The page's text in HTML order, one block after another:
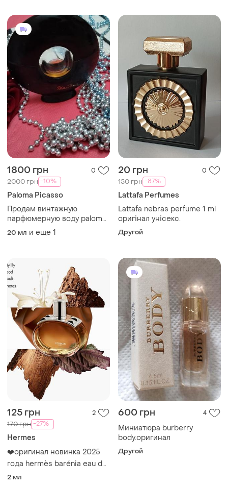
1800 грн 0
2000 грн -10%
Paloma Picasso
Продам винтажную
парфюмерную воду paloma
picasso eau de parfum.
20 мл и еще 1
20 грн 0
150 грн -87%
Lattafa Perfumes
Lattafa nebras perfume 1 ml
оригінал унісекс.
Другой
125 грн 2
170 грн -27%
Hermes
❤️оригинал новинка 2025
года hermès barénia eau de
parfum intense
2 мл
600 грн 4
Миниатюра burberry
body.оригинал
Другой